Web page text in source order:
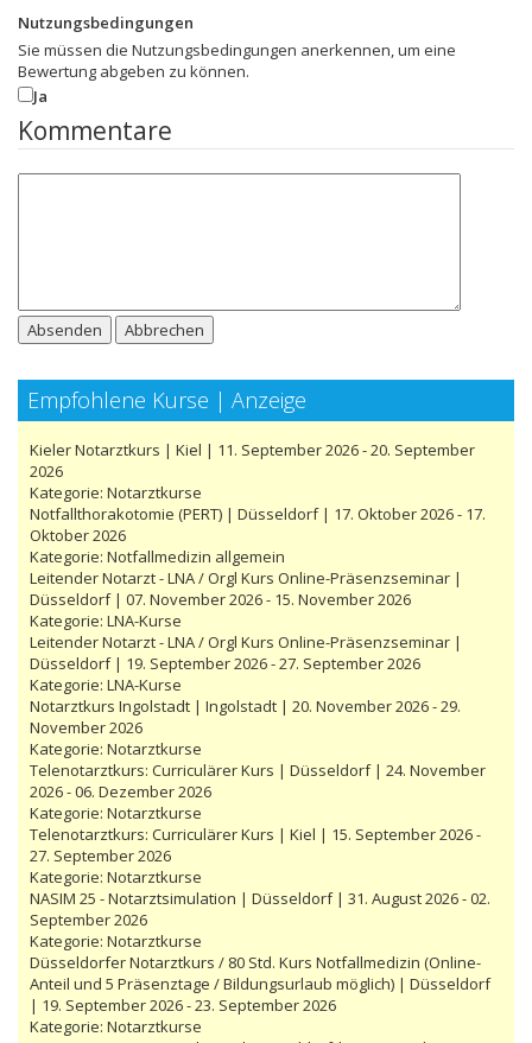
Nutzungsbedingungen
Sie müssen die Nutzungsbedingungen anerkennen, um eine
Bewertung abgeben zu können.
Ja
Kommentare
Absenden Abbrechen
Empfohlene Kurse | Anzeige
Kieler Notarztkurs | Kiel | 11. September 2026 - 20. September
2026
Kategorie: Notarztkurse
Notfallthorakotomie (PERT) | Düsseldorf | 17. Oktober 2026 - 17.
Oktober 2026
Kategorie: Notfallmedizin allgemein
Leitender Notarzt - LNA / Orgl Kurs Online-Präsenzseminar |
Düsseldorf | 07. November 2026 - 15. November 2026
Kategorie: LNA-Kurse
Leitender Notarzt - LNA / Orgl Kurs Online-Präsenzseminar |
Düsseldorf | 19. September 2026 - 27. September 2026
Kategorie: LNA-Kurse
Notarztkurs Ingolstadt | Ingolstadt | 20. November 2026 - 29.
November 2026
Kategorie: Notarztkurse
Telenotarztkurs: Curriculärer Kurs | Düsseldorf | 24. November
2026 - 06. Dezember 2026
Kategorie: Notarztkurse
Telenotarztkurs: Curriculärer Kurs | Kiel | 15. September 2026 -
27. September 2026
Kategorie: Notarztkurse
NASIM 25 - Notarztsimulation | Düsseldorf | 31. August 2026 - 02.
September 2026
Kategorie: Notarztkurse
Düsseldorfer Notarztkurs / 80 Std. Kurs Notfallmedizin (Online-
Anteil und 5 Präsenztage / Bildungsurlaub möglich) | Düsseldorf
| 19. September 2026 - 23. September 2026
Kategorie: Notarztkurse